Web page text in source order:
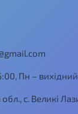
Пн – вихідний
с. Великі